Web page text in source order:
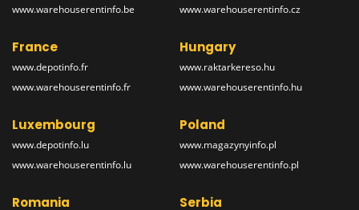
www.warehouserentinfo.be
www.warehouserentinfo.cz
France
www.depotinfo.fr
www.warehouserentinfo.fr
Hungary
www.raktarkereso.hu
www.warehouserentinfo.hu
Luxembourg
www.depotinfo.lu
www.warehouserentinfo.lu
Poland
www.magazynyinfo.pl
www.warehouserentinfo.pl
Romania Serbia